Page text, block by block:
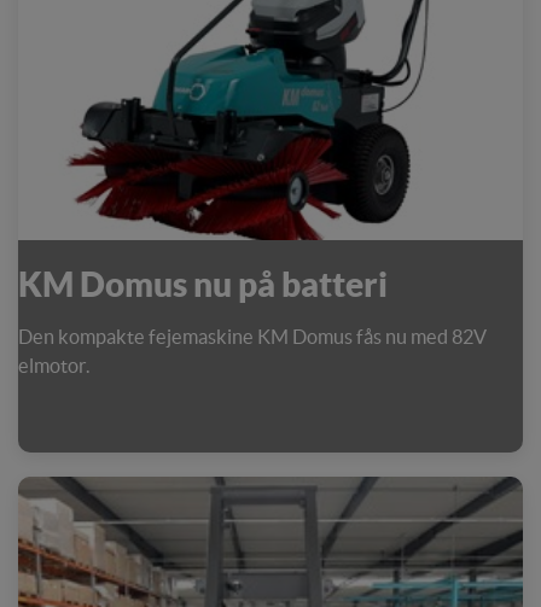
KM Domus nu på batteri
Den kompakte fejemaskine KM Domus fås nu med 82V
elmotor.